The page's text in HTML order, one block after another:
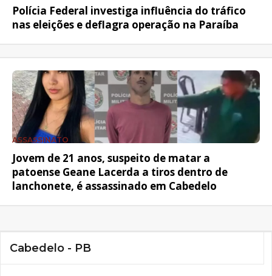
Polícia Federal investiga influência do tráfico
nas eleições e deflagra operação na Paraíba
ASSASSINATO
Jovem de 21 anos, suspeito de matar a
patoense Geane Lacerda a tiros dentro de
lanchonete, é assassinado em Cabedelo
Cabedelo - PB